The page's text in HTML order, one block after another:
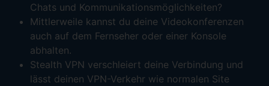
Chats und Kommunikationsmöglichkeiten?
Mittlerweile kannst du deine Videokonferenzen
auch auf dem Fernseher oder einer Konsole
abhalten.
Stealth VPN verschleiert deine Verbindung und
lässt deinen VPN-Verkehr wie normalen Site